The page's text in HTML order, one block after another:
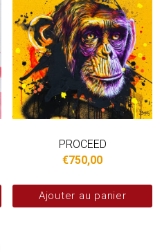
PROCEED
€750,00
Ajouter au panier